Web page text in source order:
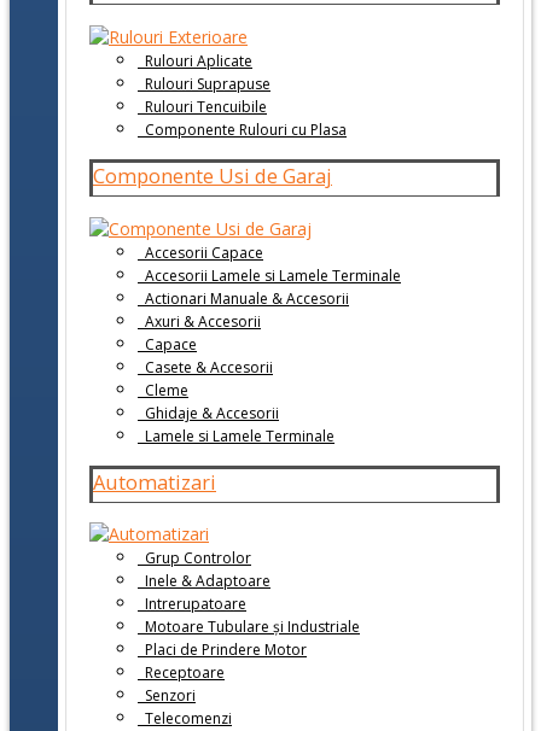
Rulouri Aplicate
Rulouri Suprapuse
Rulouri Tencuibile
Componente Rulouri cu Plasa
Componente Usi de Garaj
Accesorii Capace
Accesorii Lamele si Lamele Terminale
Actionari Manuale & Accesorii
Axuri & Accesorii
Capace
Casete & Accesorii
Cleme
Ghidaje & Accesorii
Lamele si Lamele Terminale
Automatizari
Grup Controlor
Inele & Adaptoare
Intrerupatoare
Motoare Tubulare și Industriale
Placi de Prindere Motor
Receptoare
Senzori
Telecomenzi